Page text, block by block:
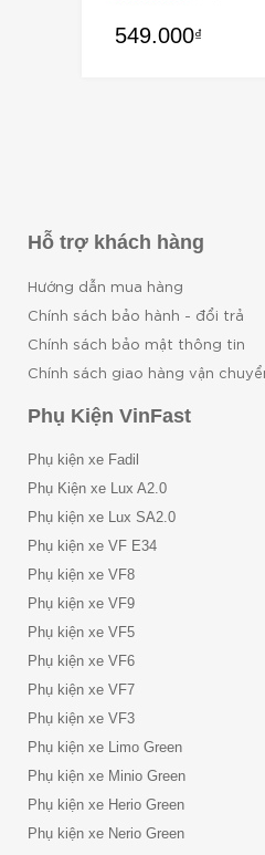
4.00out
549.000₫
Hỗ trợ khách hàng
Hướng dẫn mua hàng
Chính sách bảo hành - đổi trả
Chính sách bảo mật thông tin
Chính sách giao hàng vận
Phụ Kiện VinFast
Phụ kiện xe Fadil
Phụ Kiện xe Lux A2.0
Phụ kiện xe Lux SA2.0
Phụ kiện xe VF E34
Phụ kiện xe VF8
Phụ kiện xe VF9
Phụ kiện xe VF5
Phụ kiện xe VF6
Phụ kiện xe VF7
Phụ kiện xe VF3
Phụ kiện xe Limo Green
Phụ kiện xe Minio Green
Phụ kiện xe Herio Green
Phụ kiện xe Nerio Green